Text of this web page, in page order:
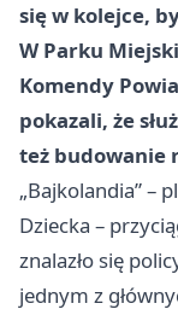
się w kolejce,
W Parku
Komendy
pokazali, że
też budowanie
„Bajkolandia” –
Dziecka –
znalazło się
jednym z